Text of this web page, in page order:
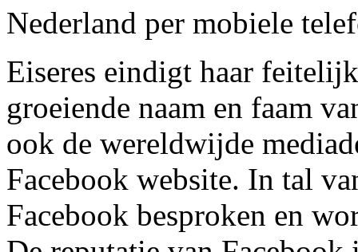
Nederland per mobiele
Eiseres eindigt haar
groeiende naam en faam
ook de wereldwijde
Facebook website. In tal
Facebook besproken en